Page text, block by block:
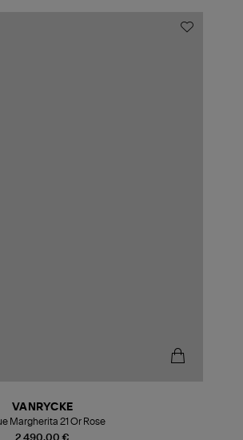
2 490,00 €
VANRYCKE
Margherita 21 Or Rose